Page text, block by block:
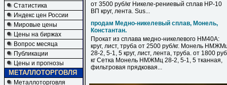
Статистика
Индекс цен России
Мировые цены
Цены на биржах
Вопрос месяца
Публикации
Цены и прогнозы
МЕТАЛЛОТОРГОВЛЯ
Металлоторговля
от 3500 руб/кг Никеле-рениевый сплав НР-10
ВП круг, лента. Sus...
продам Медно-никелевый сплав, Монель,
Константан.
Прокат из сплава медно-никелевого НМ40А:
круг, лист, труба от 2500 руб/кг. Монель
28-2, 5-1, 5 круг, лист, лента, труба. от 1800
кг Сетка Монель НМЖМц 28-2, 5-1, 5 тканная,
фильтровая прядковая...